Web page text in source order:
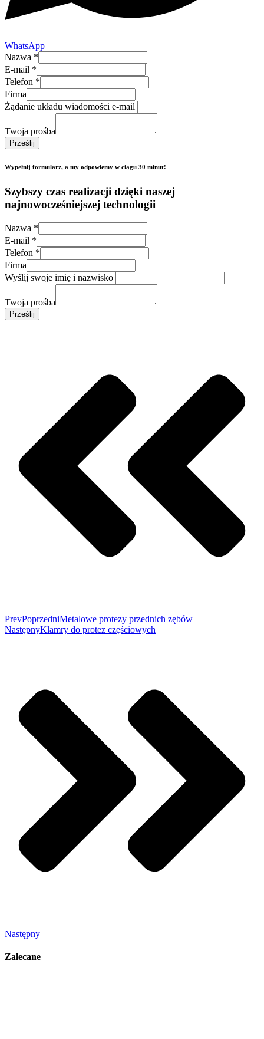
WhatsApp
Nazwa *
E-mail *
Telefon *
Firma
Żądanie układu wiadomości e-mail
Twoja prośba
Prześlij
Wypełnij formularz, a my odpowiemy w ciągu 30 minut!
Szybszy czas realizacji dzięki naszej
najnowocześniejszej technologii
Nazwa *
E-mail *
Telefon *
Firma
Wyślij swoje imię i nazwisko
Twoja prośba
Prześlij
PrevPoprzedniMetalowe protezy przednich zębów
NastępnyKlamry do protez częściowych
Następny
Zalecane